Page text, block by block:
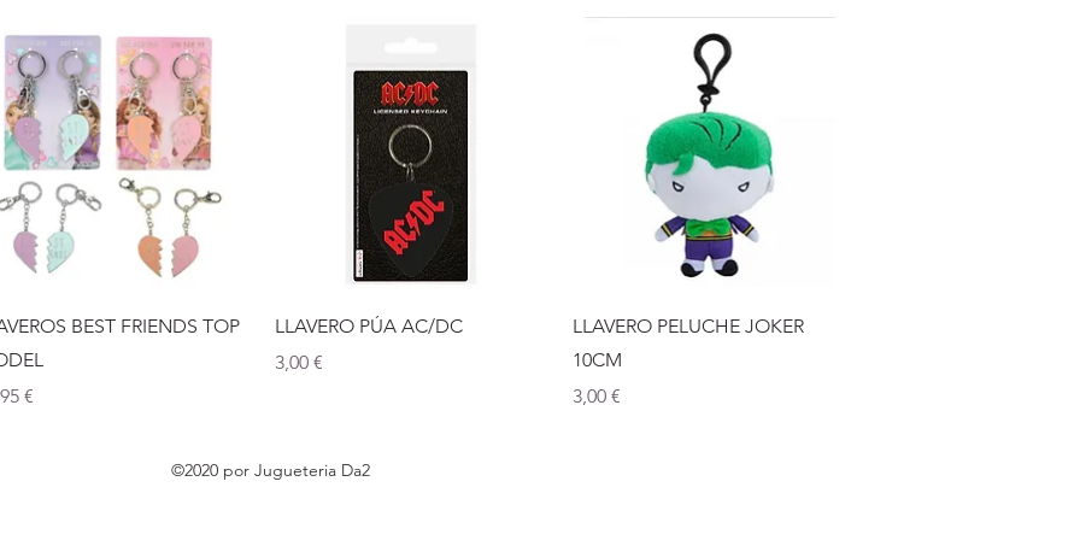
Vista rápida
BEST FRIENDS TOP
€
Vista rápida
LLAVERO PÚA AC/DC
Precio
3,00 €
Vista rápida
LLAVERO PELUCHE JOKER
10CM
Precio
3,00 €
©2020 por Jugueteria Da2